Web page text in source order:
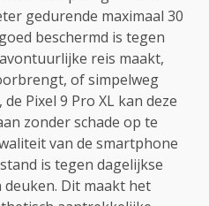
gedurende maximaal 30
beschermd is tegen
reis maakt,
of simpelweg
Pixel 9 Pro XL kan deze
zonder schade op te
van de smartphone
is tegen dagelijkse
Dit maakt het